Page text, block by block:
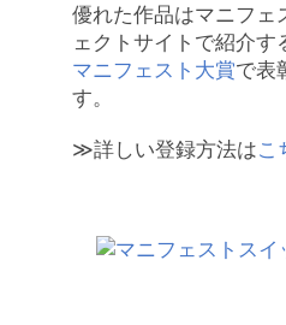
優れた作品はマニフェ
ェクトサイトで紹介す
マニフェスト大賞で表
す。
≫詳しい登録方法はこ